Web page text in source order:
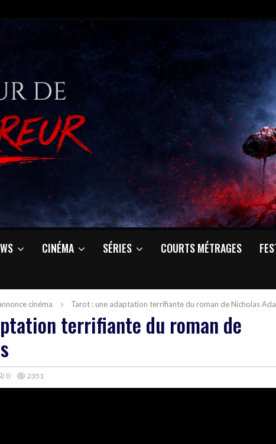
CINÉMA SÉRIES COURTS MÉTRAGES
cinéma Tarot : une adaptation terrifiante du roman de Nicholas
terrifiante du roman de
0 2351